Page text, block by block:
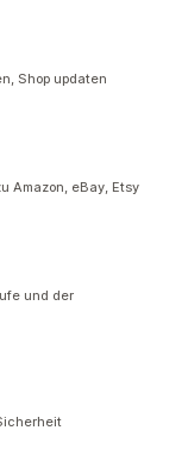
Shop updaten
Amazon, eBay, Etsy
und der